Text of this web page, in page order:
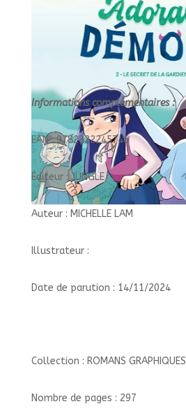
Informations complémentaires :
EAN : 9782822245746
Éditeur : JUNGLE
Auteur : MICHELLE LAM
Illustrateur :
Date de parution : 14/11/2024
Collection : ROMANS GRAPHIQUES
Nombre de pages : 297